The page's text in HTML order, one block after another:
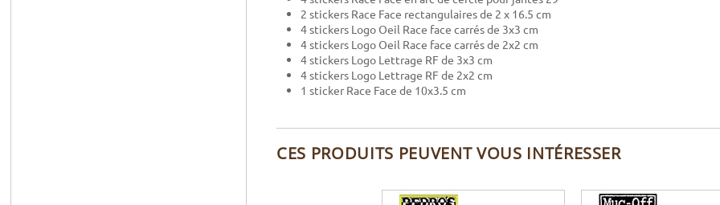
2 stickers Race Face rectangulaires de 2 x 16.5 cm
4 stickers Logo Oeil Race face carrés de 3x3 cm
4 stickers Logo Oeil Race face carrés de 2x2 cm
4 stickers Logo Lettrage RF de 3x3 cm
4 stickers Logo Lettrage RF de 2x2 cm
1 sticker Race Face de 10x3.5 cm
CES PRODUITS PEUVENT VOUS INTÉRESSER